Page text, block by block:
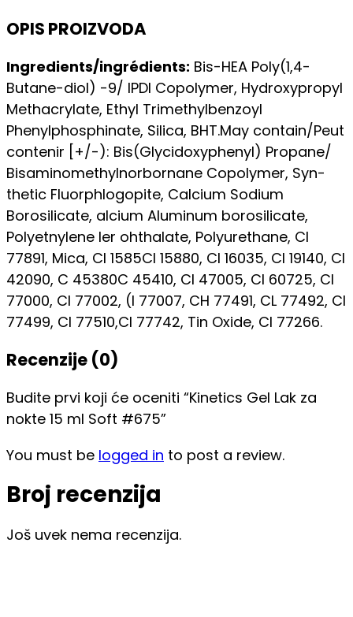
OPIS PROIZVODA
Ingredients/ingrédients: Bis-HEA Poly(1,4-
Butane-diol) -9/ IPDI Copolymer, Hydroxypropyl
Methacrylate, Ethyl Trimethylbenzoyl
Phenylphosphinate, Silica, BHT.May contain/Peut
contenir [+/-): Bis(Glycidoxyphenyl) Propane/
Bisaminomethylnorbornane Copolymer, Syn-
thetic Fluorphlogopite, Calcium Sodium
Borosilicate, alcium Aluminum borosilicate,
Polyetnylene ler ohthalate, Polyurethane, Cl
77891, Mica, Cl 1585Cl 15880, Cl 16035, Cl 19140, CI
42090, C 45380C 45410, CI 47005, Cl 60725, CI
77000, CI 77002, (l 77007, CH 77491, CL 77492, Cl
77499, Cl 77510,Cl 77742, Tin Oxide, Cl 77266.
Recenzije (0)
Budite prvi koji će oceniti “Kinetics Gel Lak za
nokte 15 ml Soft #675”
You must be logged in to post a review.
Broj recenzija
Još uvek nema recenzija.